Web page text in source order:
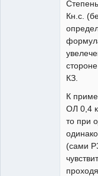
Кн.с.
КЗ.
К
ОЛ 0,4
то при
(сами